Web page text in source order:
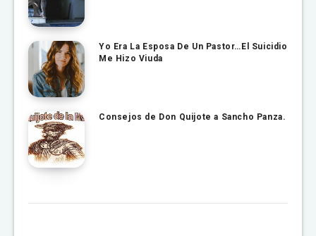
Yo Era La Esposa De Un Pastor…El Suicidio
Me Hizo Viuda
Consejos de Don Quijote a Sancho Panza.